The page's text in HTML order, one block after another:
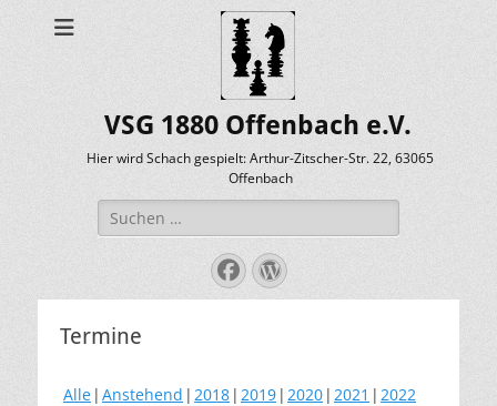
VSG 1880 Offenbach e.V.
Hier wird Schach gespielt: Arthur-Zitscher-Str. 22, 63065
Offenbach
Suche
nach:
Facebook
WordPress
Termine
Alle Anstehend 2018 2019 2020 2021
2022